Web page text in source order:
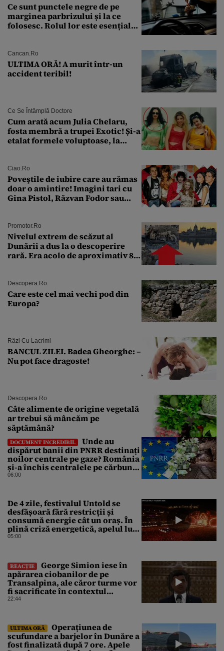
Ce sunt punctele negre de pe
marginea parbrizului și la ce
folosesc. Rolul lor este esențial
Cancan.ro
ULTIMA ORĂ! A murit într-un
accident teribil!
Ce Se Întâmplă Doctore
Cum arată acum Julia Chelaru,
fosta membră a trupei Exotic! Și-a
etalat formele voluptoase, la
Ciao.ro
Poveştile de iubire care au rămas
doar o amintire! Imagini tari cu
Gina Pistol, Răzvan Fodor sau
Promotor.ro
Nivelul extrem de scăzut al
Dunării a dus la o descoperire
rară. Era acolo de aproximativ 80
Descopera.ro
Care este cel mai vechi pod din
Europa?
Râzi Cu Lacrimi
BANCUL ZILEI. Badea Gheorghe: –
Nu pot face dragoste!
Descopera.ro
Câte alimente de origine vegetală
ar trebui să mâncăm pe
săptămână?
DOCUMENT INCREDIBIL
Unde au
dispărut banii din PNRR destinați
noilor centrale pe gaze? România
și-a închis centralele pe cărbune
în ritm galopant, dar nu a pus
06:00
De 4 zile, festivalul Untold se
desfășoară fără restricții și
consumă energie cât un oraș. În
plină criză energetică, apelul lui
Bolojan de economisire a
partid, Emil Boc
05:00
REACȚIE
George Simion iese în
apărarea ciobanilor de pe
Transalpina, ale căror turme vor
fi sacrificate în contextul
focarului de variolă ovină
22:44
ULTIMA ORĂ
Operațiunea de
scufundare a barjelor în Dunăre a
fost finalizată după 7 ore. Apele